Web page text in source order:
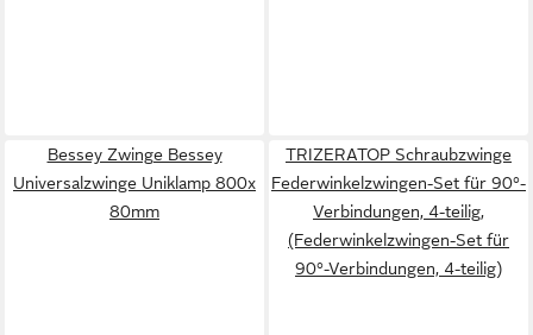
Bessey Zwinge Bessey
Universalzwinge Uniklamp 800x
80mm
TRIZERATOP Schraubzwinge
Federwinkelzwingen-Set für 90°-
Verbindungen, 4-teilig,
(Federwinkelzwingen-Set für
90°-Verbindungen, 4-teilig)